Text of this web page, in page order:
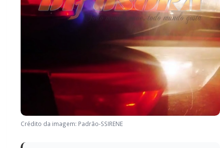
Crédito da imagem: Padrão-SSIRENE